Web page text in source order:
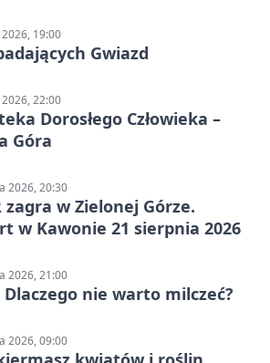
19:00
Gwiazd
22:00
Dorosłego Człowieka –
Góra
2026, 20:30
zagra w Zielonej Górze.
w Kawonie 21 sierpnia 2026
2026, 21:00
Dlaczego nie warto milczeć?
2026, 09:00